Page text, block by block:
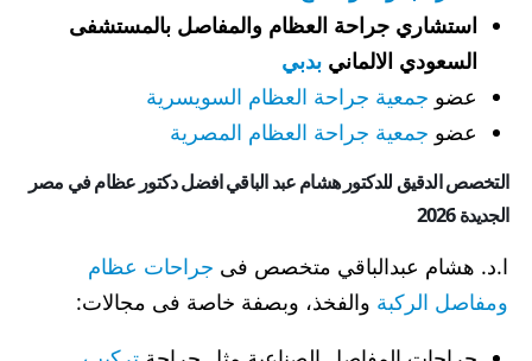
استشاري جراحة العظام والمفاصل بالمستشفى
السعودي الالمانيبدبي
عضو جمعية جراحة العظام السويسرية
عضو جمعية جراحة العظام المصرية
التخصص الدقيق للدكتور هشام عبد الباقي افضل دكتور عظام في مصر
الجديدة 2026
ا.د. هشام عبدالباقي متخصص فى جراحات عظام
ومفاصل الركبة والفخذ، وبصفة خاصة فى مجالات: